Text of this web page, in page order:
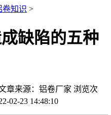
卷知识 >
缺陷的五种
章来源：铝卷厂家 浏览次
02-23 14:48:10